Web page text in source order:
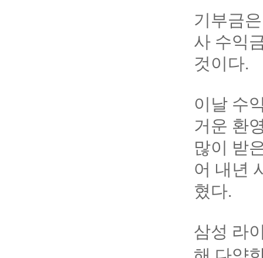
기부금
사 수익
것이다.
이날 수
거운 환
많이 받
어 내년
혔다.
삼성 라